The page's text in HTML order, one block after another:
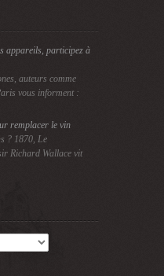
appareils, participez à
auteurs comme
vous informent :
remplacer le vin
? 1870, Le
Richard Wallace vit